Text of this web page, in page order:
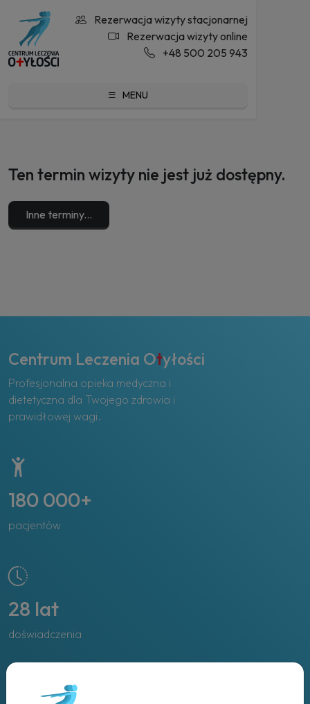
Rezerwacja wizyty stacjonarnej
Rezerwacja wizyty online
+48 500 205 943
MENU
Ten termin wizyty nie jest już dostępny.
Inne terminy...
Centrum Leczenia Otyłości
Profesjonalna opieka medyczna i
dietetyczna dla Twojego zdrowia i
prawidłowej wagi.
180 000+
pacjentów
28 lat
doświadczenia